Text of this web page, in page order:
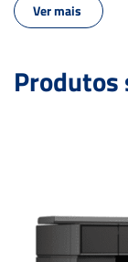
Ver mais